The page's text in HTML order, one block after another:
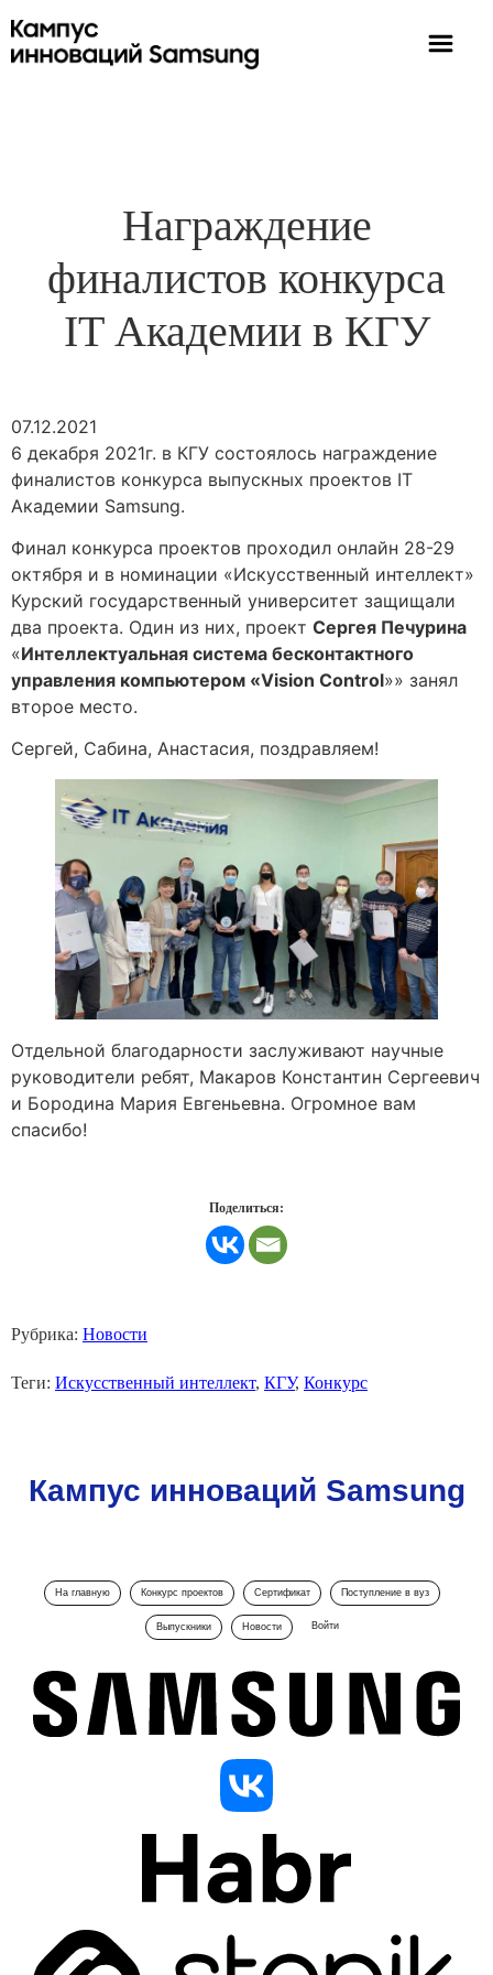
Награждение
финалистов конкурса
IT Академии в КГУ
07.12.2021
6 декабря 2021г. в КГУ состоялось награждение
финалистов конкурса выпускных проектов IT
Академии Samsung.
Финал конкурса проектов проходил онлайн 28-29
октября и в номинации «Искусственный интеллект»
Курский государственный университет защищали
два проекта. Один из них, проект Сергея Печурина
«Интеллектуальная система бесконтактного
управления компьютером «Vision Control»» занял
второе место.
Сергей, Сабина, Анастасия, поздравляем!
Отдельной благодарности заслуживают научные
руководители ребят, Макаров Константин Сергеевич
и Бородина Мария Евгеньевна. Огромное вам
спасибо!
Поделиться:
Рубрика: Новости
Теги: Искусственный интеллект, КГУ, Конкурс
Кампус инноваций Samsung
На главную Конкурс проектов Сертификат Поступление в вуз
Выпускники Новости Войти